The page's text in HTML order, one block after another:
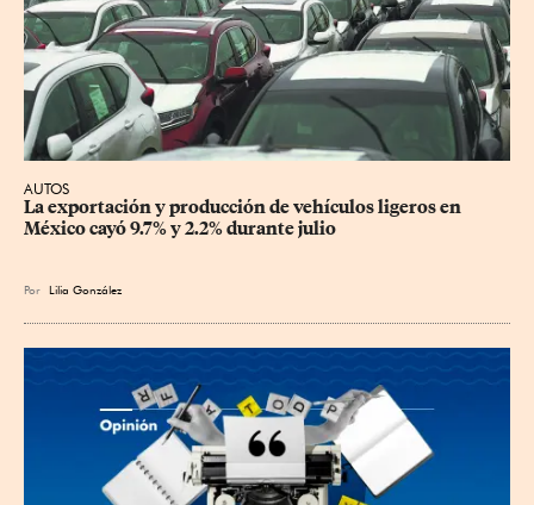
AUTOS
La exportación y producción de vehículos ligeros en
México cayó 9.7% y 2.2% durante julio
Por Lilia González